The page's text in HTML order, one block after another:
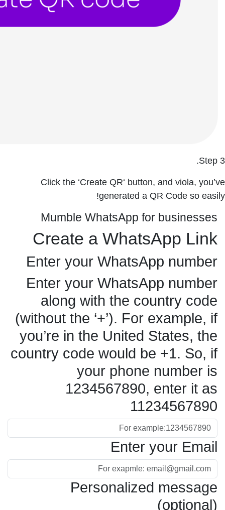
Step 3.
Click the ‘Create QR‘ button, and viola, you’ve
generated a QR Code so easily!
Mumble WhatsApp for businesses
Create a WhatsApp Link
Enter your WhatsApp number
Enter your WhatsApp number
along with the country code
(without the ‘+’). For example, if
you’re in the United States, the
country code would be +1. So, if
your phone number is
1234567890, enter it as
11234567890
Enter your Email
Personalized message
(optional)